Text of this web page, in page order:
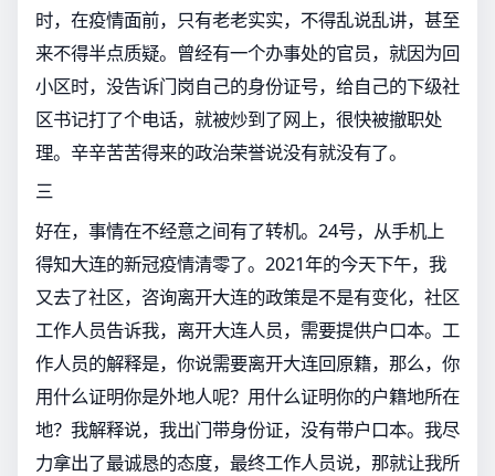
时，在疫情面前，只有老老实实，不得乱说乱讲，甚至
来不得半点质疑。曾经有一个办事处的官员，就因为回
小区时，没告诉门岗自己的身份证号，给自己的下级社
区书记打了个电话，就被炒到了网上，很快被撤职处
理。辛辛苦苦得来的政治荣誉说没有就没有了。
三
好在，事情在不经意之间有了转机。24号，从手机上
得知大连的新冠疫情清零了。2021年的今天下午，我
又去了社区，咨询离开大连的政策是不是有变化，社区
工作人员告诉我，离开大连人员，需要提供户口本。工
作人员的解释是，你说需要离开大连回原籍，那么，你
用什么证明你是外地人呢？用什么证明你的户籍地所在
地？我解释说，我出门带身份证，没有带户口本。我尽
力拿出了最诚恳的态度，最终工作人员说，那就让我所